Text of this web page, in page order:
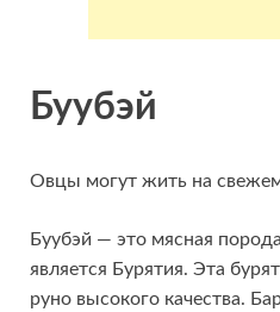
Буубэй
Овцы могут жить на
Буубэй — это мясная
является Бурятия. Эта
руно высокого качества.